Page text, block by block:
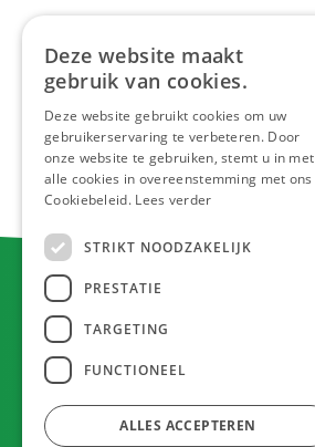
E. MEEUWISSEN BV
Gaston Eyskenslaan 2
3900 Pelt, België
Deze website maakt
gebruik van cookies.
Deze website gebruikt cookies om uw
gebruikerservaring te verbeteren. Door
onze website te gebruiken, stemt u in met
alle cookies in overeenstemming met ons
Cookiebeleid. Lees verder
STRIKT NOODZAKELIJK
PRESTATIE
TARGETING
FUNCTIONEEL
ALLES ACCEPTEREN